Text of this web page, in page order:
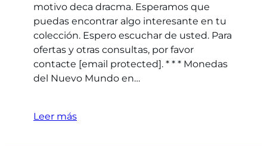
motivo deca dracma. Esperamos que
puedas encontrar algo interesante en tu
colección. Espero escuchar de usted. Para
ofertas y otras consultas, por favor
contacte [email protected]. * * * Monedas
del Nuevo Mundo en…
Leer más